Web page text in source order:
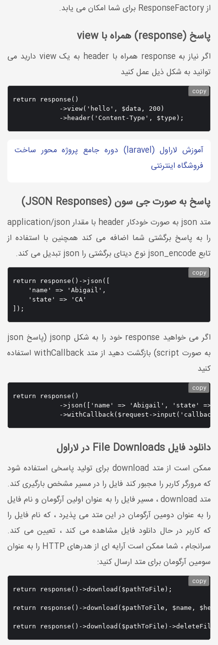
از ResponseFactory برای شما امکان می یابد.
پاسخ (response) همراه با view
اگر نیاز به response همراه با header به یک view دارید می
توانید به شکل ذیل عمل کنید
return response()
            ->view('hello', $data, 200)
            ->header('Content-Type', $type);
copy
آموزش لاراول (laravel) دوره جامع پروژه محور ساخت
فروشگاه اینترنتی
پاسخ به صورت جی سون (JSON Responses)
متد json به صورت خودکار header با مقدار application/json
را به پاسخ برگشتی شما اضافه می کند همچنین با استفاده از
تابع json_encode نوع دیتای برگشتی را json تبدیل می کند.
return response()->json([
    'name' => 'Abigail',
    'state' => 'CA'
]);
copy
اگر می خواهید response خود را به شکل jsonp (پاسخ json
به صورت script) بازگشت دهید از متد withCallback استفاده
کنید
return response()
->json(['name' => 'Abigail', 'state' =>
->withCallback($request-
copy
دانلود فایل File Downloads در لاراول
ممکن است از متد download برای تولید پاسخی استفاده شود
که مرورگر کاربر را مجبور کند فایل را در مسیر مشخص بارگیری کند.
متد download ، مسیر فایل را به عنوان اولین آرگومان و نام فایل
را به عنوان دومین آرگومان در این متد می پذیرد ، که نام فایل را
که کاربر در حال دانلود فایل مشاهده می کند ، تعیین می کند.
سرانجام ، شما ممکن است آرایه ای از هدرهای HTTP را به عنوان
سومین آرگومان برای متد ارسال کنید:
return response()->download($pathToFile);
return response()->download($pathToFile, $name,
return response()->download($pathToFile)-
copy